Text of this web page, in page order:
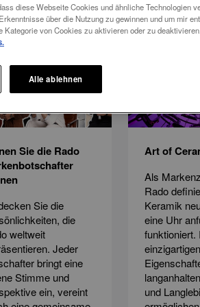
Sie die Rado
Sie die
die
weltweit
Jeder
bringt eine
Stimme und
ein, vereint
Art of
Als
Rado
Keramik
eine Uhr
funktioniert.
einzigartigen
und
diese Webseite Cookies und ähnliche Technologien
über die Nutzung zu gewinnen und um mir
Kategorie von Cookies zu aktivieren oder zu
Alle ablehnen